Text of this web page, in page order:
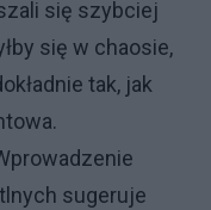
się szybciej
się w chaosie,
tak, jak
sugeruje